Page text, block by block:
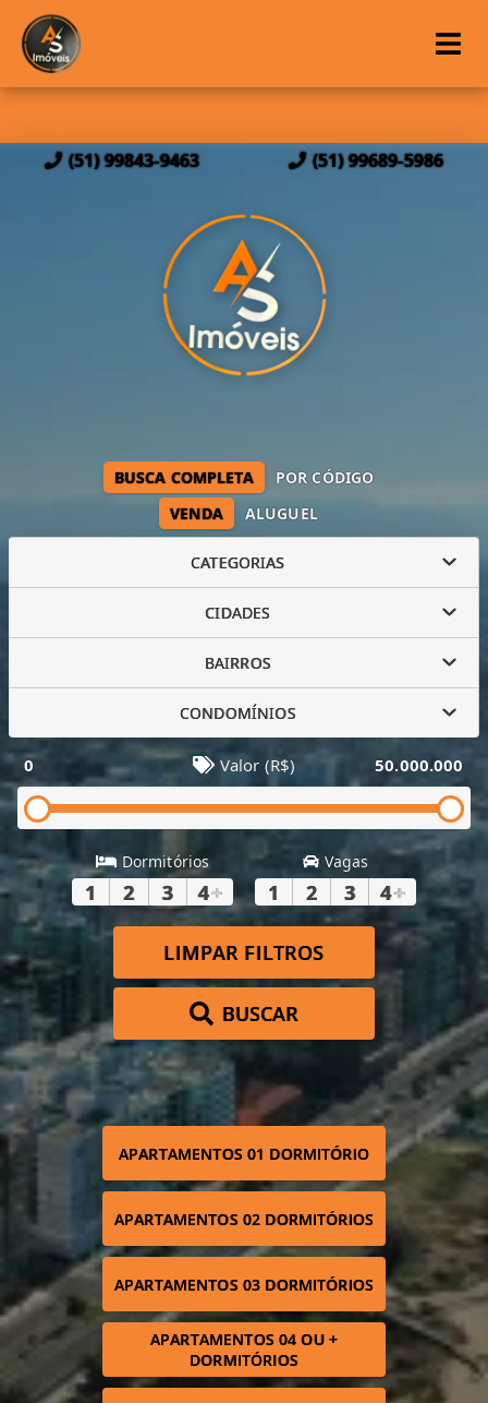
(51) 99843-9463 (51) 99689-5986
VENDA ALUGUEL
BUSCA COMPLETA POR CÓDIGO
CATEGORIAS
CIDADES
BAIRROS
CONDOMÍNIOS
0 Valor (R$) 50.000.000
Dormitórios
1 2 3 4+
Vagas
1 2 3 4+
LIMPAR FILTROS
BUSCAR
APARTAMENTOS 01 DORMITÓRIO
APARTAMENTOS 02 DORMITÓRIOS
APARTAMENTOS 03 DORMITÓRIOS
APARTAMENTOS 04 OU +
DORMITÓRIOS